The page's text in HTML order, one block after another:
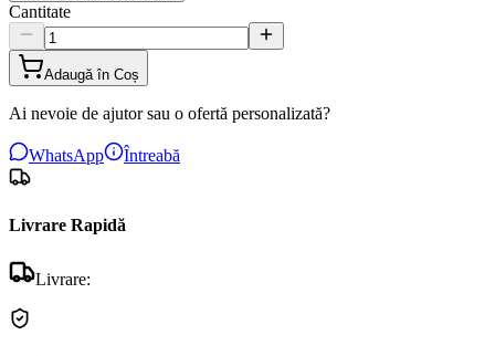
Cantitate
Adaugă în Coș
Ai nevoie de ajutor sau o ofertă personalizată?
WhatsApp Întreabă
Livrare Rapidă
Livrare: